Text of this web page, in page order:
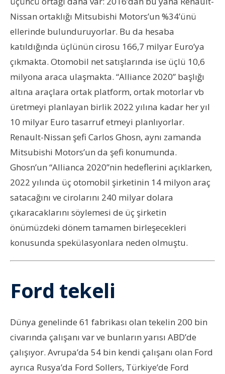
Nissan ortaklığı Mitsubishi Motors’un %34’ünü
ellerinde bulunduruyorlar. Bu da hesaba
katıldığında üçlünün cirosu 166,7 milyar Euro’ya
çıkmakta. Otomobil net satışlarında ise üçlü 10,6
milyona araca ulaşmakta. “Alliance 2020” başlığı
altına araçlara ortak platform, ortak motorlar vb
üretmeyi planlayan birlik 2022 yılına kadar her yıl
10 milyar Euro tasarruf etmeyi planlıyorlar.
Renault-Nissan şefi Carlos Ghosn, aynı zamanda
Mitsubishi Motors’un da şefi konumunda.
Ghosn’un “Allianca 2020”nin hedeflerini açıklarken,
2022 yılında üç otomobil şirketinin 14 milyon araç
satacağını ve cirolarını 240 milyar dolara
çıkaracaklarını söylemesi de üç şirketin
önümüzdeki dönem tamamen birleşecekleri
konusunda spekülasyonlara neden olmuştu.
Ford tekeli
Dünya genelinde 61 fabrikası olan tekelin 200 bin
civarında çalışanı var ve bunların yarısı ABD’de
çalışıyor. Avrupa’da 54 bin kendi çalışanı olan Ford
ayrıca Rusya’da Ford Sollers, Türkiye’de Ford